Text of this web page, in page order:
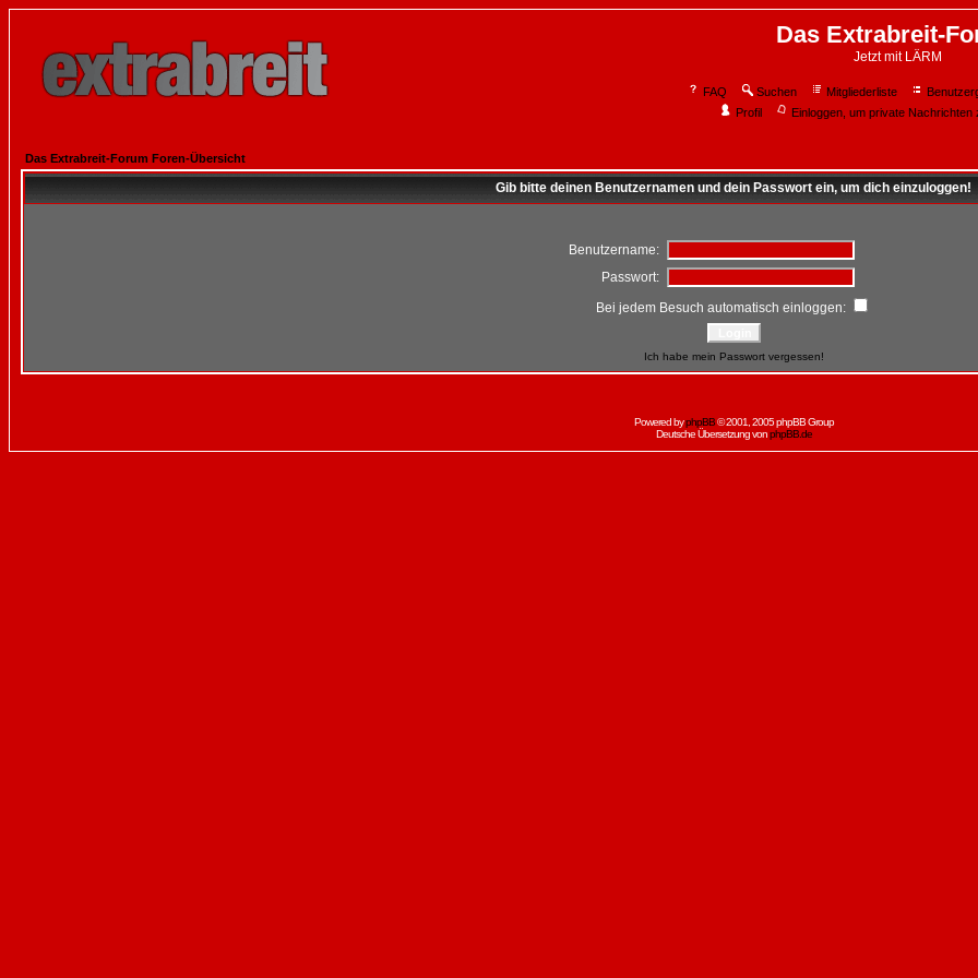
Das Extrabreit-
Jetzt mit LÄRM
FAQ Suchen Mitgliederliste
Profil
Einloggen, um private Nachrichten
Das Extrabreit-Forum Foren-Übersicht
Gib bitte deinen Benutzernamen und dein Passwort ein, um dich einzuloggen!
Benutzername:
Passwort:
Bei jedem Besuch automatisch einloggen:
Ich habe mein Passwort vergessen!
Powered byphpBB© 2001, 2005 phpBB Group
Deutsche Übersetzung vonphpBB.de